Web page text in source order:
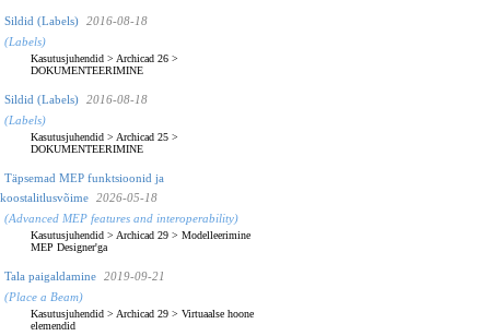
Sildid (Labels)
2016-08-18
(Labels)
Kasutusjuhendid > Archicad 26 >
DOKUMENTEERIMINE
Sildid (Labels)
2016-08-18
(Labels)
Kasutusjuhendid > Archicad 25 >
DOKUMENTEERIMINE
Täpsemad MEP funktsioonid ja
koostalitlusvõime
2026-05-18
(Advanced MEP features and interoperability)
Kasutusjuhendid > Archicad 29 > Modelleerimine
MEP Designer'ga
Tala paigaldamine
2019-09-21
(Place a Beam)
Kasutusjuhendid > Archicad 29 > Virtuaalse hoone
elemendid